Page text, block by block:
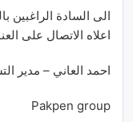
الى السادة الراغبين
اعلاه الاتصال على
احمد العاني – مدير
Pakpen group